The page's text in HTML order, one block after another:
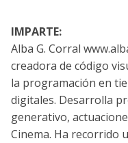
IMPARTE:
Alba G. Corral
creadora de código
la programación en
digitales. Desarrolla
generativo,
Cinema. Ha recorrido